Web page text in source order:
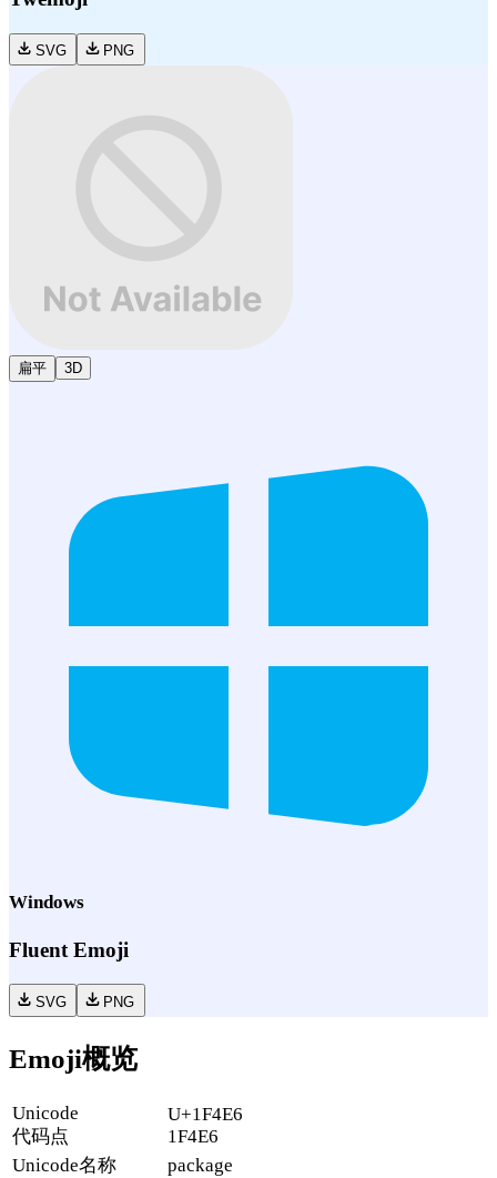
SVG PNG
扁平 3D
Windows
Fluent Emoji
SVG PNG
Emoji概览
Unicode
代码点
U+1F4E6
1F4E6
Unicode名称
package